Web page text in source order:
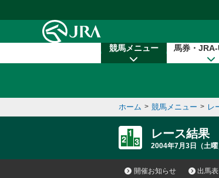
競馬メニュー 馬券・
ホーム > 競馬メニュー > レ
レース結果
2004年7月3日（土
開催お知らせ 出馬表